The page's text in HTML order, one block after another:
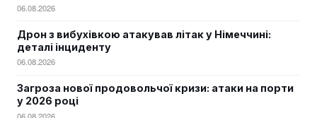
06.08.2026
Дрон з вибухівкою атакував літак у Німеччині:
деталі інциденту
06.08.2026
Загроза нової продовольчої кризи: атаки на порти
у 2026 році
06.08.2026